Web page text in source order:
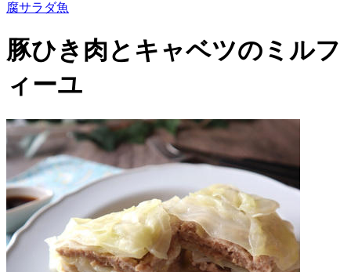
腐サラダ魚
豚ひき肉とキャベツのミルフ
ィーユ